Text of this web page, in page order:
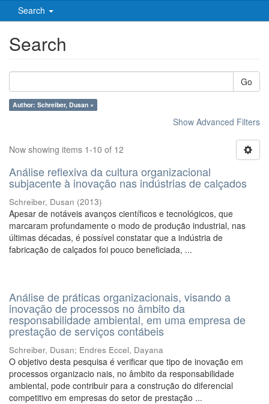
Search
Search
Go
Author: Schreiber, Dusan ×
Show Advanced Filters
Now showing items 1-10 of 12
Análise reflexiva da cultura organizacional
subjacente à inovação nas indústrias de calçados
Schreiber, Dusan (2013)
Apesar de notáveis avanços científicos e tecnológicos, que
marcaram profundamente o modo de produção industrial, nas
últimas décadas, é possível constatar que a indústria de
fabricação de calçados foi pouco beneficiada, ...
Análise de práticas organizacionais, visando a
inovação de processos no âmbito da
responsabilidade ambiental, em uma empresa de
prestação de serviços contábeis
Schreiber, Dusan; Endres Eccel, Dayana
O objetivo desta pesquisa é verificar que tipo de inovação em
processos organizacio nais, no âmbito da responsabilidade
ambiental, pode contribuir para a construção do diferencial
competitivo em empresas do setor de prestação ...